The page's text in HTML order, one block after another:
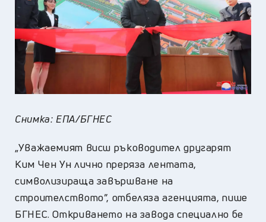
Снимка: ЕПА/БГНЕС
„Уважаемият висш ръководител другарят
Ким Чен Ун лично преряза лентата,
символизираща завършване на
строителството”, отбеляза агенцията, пише
БГНЕС. Откриването на завода специално бе